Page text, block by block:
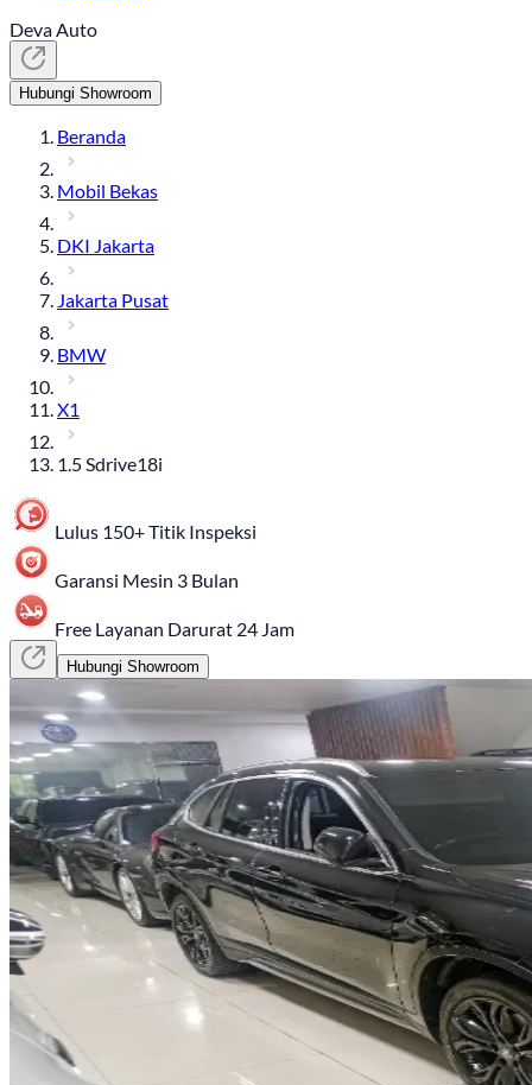
Deva Auto
Hubungi Showroom
Beranda
Mobil Bekas
DKI Jakarta
Jakarta Pusat
BMW
X1
1.5 Sdrive18i
Lulus 150+ Titik Inspeksi
Garansi Mesin 3 Bulan
Free Layanan Darurat 24 Jam
Hubungi Showroom